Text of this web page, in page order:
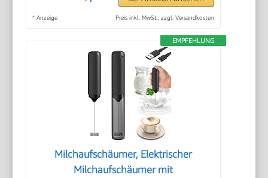
* Anzeige Preis inkl. MwSt., zzgl. Versandkosten
EMPFEHLUNG
Milchaufschäumer, Elektrischer
Milchaufschäumer mit